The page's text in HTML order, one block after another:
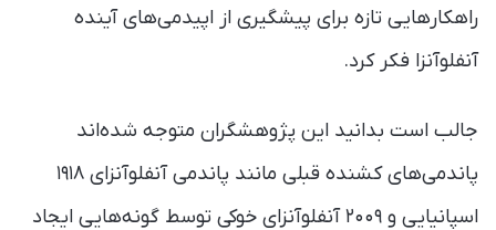
راهکارهایی تازه برای پیشگیری از اپیدمی‌های آینده
آنفلوآنزا فکر کرد.
جالب است بدانید این پژوهشگران متوجه شده‌اند
پاندمی‌های کشنده قبلی مانند پاندمی آنفلوآنزای ۱۹۱۸
اسپانیایی و ۲۰۰۹ آنفلوآنزای خوکی توسط گونه‌هایی ایجاد